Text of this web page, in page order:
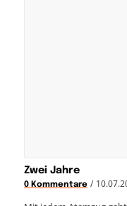
Zwei Jahre
0 Kommentare /